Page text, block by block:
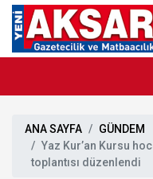
ANA SAYFA
GÜNDEM
Yaz Kur’an Kursu
toplantısı düzenlendi